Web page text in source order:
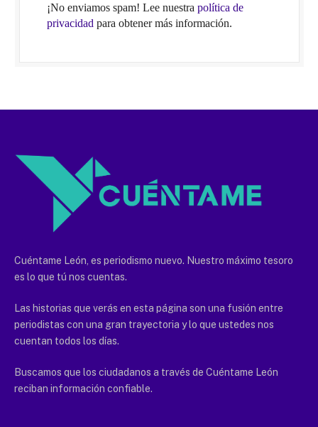
¡No enviamos spam! Lee nuestra política de
privacidad para obtener más información.
Cuéntame León, es periodismo nuevo. Nuestro máximo tesoro
es lo que tú nos cuentas.
Las historias que verás en esta página son una fusión entre
periodistas con una gran trayectoria y lo que ustedes nos
cuentan todos los días.
Buscamos que los ciudadanos a través de Cuéntame León
reciban información confiable.